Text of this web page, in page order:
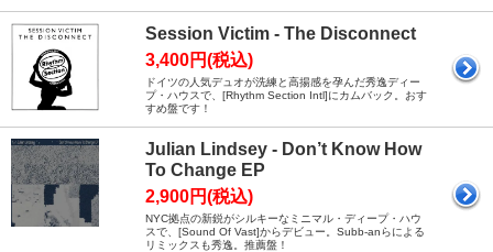
Session Victim - The Disconnect
3,400円(税込)
ドイツの人気デュオが洗練と高揚感を孕んだ秀逸ディー
プ・ハウスで、[Rhythm Section Intl]にカムバック。おす
すめ盤です！
Julian Lindsey - Don’t Know How
To Change EP
2,900円(税込)
NYC拠点の新鋭がシルキーなミニマル・ディープ・ハウ
スで、[Sound Of Vast]からデビュー。Subb-anらによる
リミックスも秀逸。推薦盤！